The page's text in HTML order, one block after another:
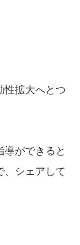
性拡大へとつ
導ができると
、シェアして